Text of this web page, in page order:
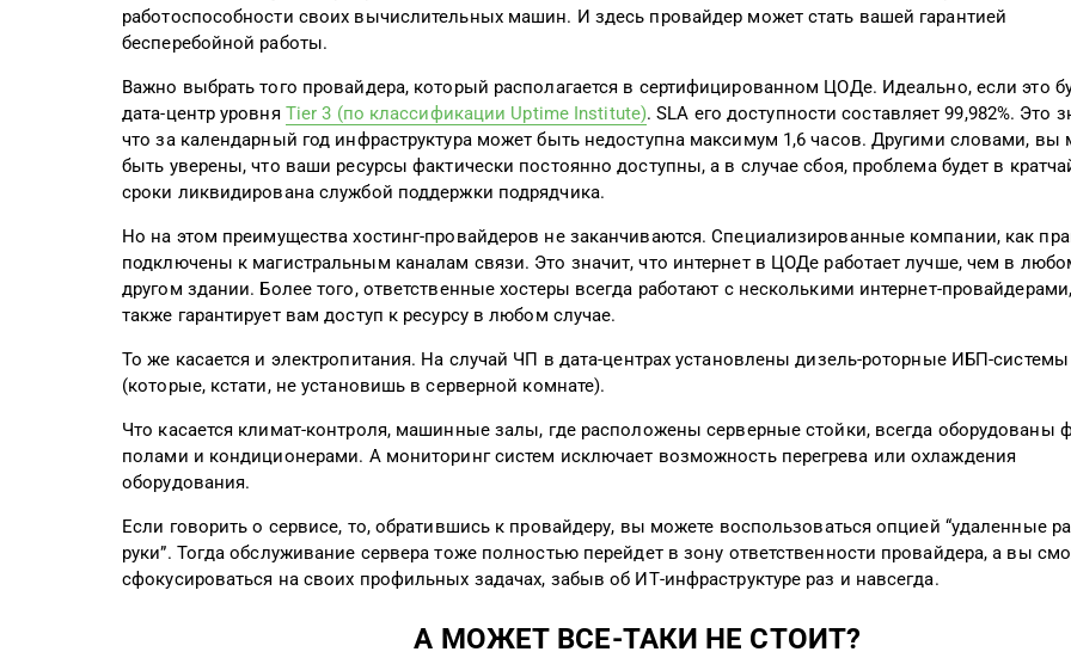
работоспособности своих вычислительных машин. И здесь провайдер может стать вашей гарантией
бесперебойной работы.
Важно выбрать того провайдера, который располагается в сертифицированном ЦОДе. Идеально, если это
дата-центр уровня Tier 3 (по классификации Uptime Institute). SLA его доступности составляет 99,982%. Это
что за календарный год инфраструктура может быть недоступна максимум 1,6 часов. Другими словами, вы
быть уверены, что ваши ресурсы фактически постоянно доступны, а в случае сбоя, проблема будет в
сроки ликвидирована службой поддержки подрядчика.
Но на этом преимущества хостинг-провайдеров не заканчиваются. Специализированные компании, как
подключены к магистральным каналам связи. Это значит, что интернет в ЦОДе работает лучше, чем в
другом здании. Более того, ответственные хостеры всегда работают с несколькими интернет-
также гарантирует вам доступ к ресурсу в любом случае.
То же касается и электропитания. На случай ЧП в дата-центрах установлены дизель-роторные ИБП-системы
(которые, кстати, не установишь в серверной комнате).
Что касается климат-контроля, машинные залы, где расположены серверные стойки, всегда оборудованы
полами и кондиционерами. А мониторинг систем исключает возможность перегрева или охлаждения
оборудования.
Если говорить о сервисе, то, обратившись к провайдеру, вы можете воспользоваться опцией “удаленные
руки”. Тогда обслуживание сервера тоже полностью перейдет в зону ответственности провайдера, а вы
сфокусироваться на своих профильных задачах, забыв об ИТ-инфраструктуре раз и навсегда.
А МОЖЕТ ВСЕ-ТАКИ НЕ СТОИТ?